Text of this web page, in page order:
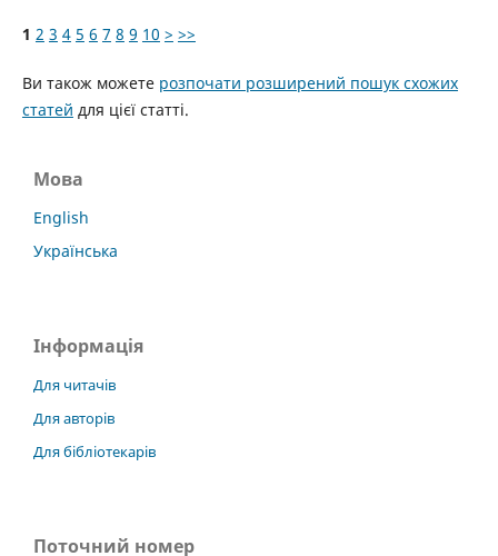
1 2 3 4 5 6 7 8 9 10 > >>
Ви також можете розпочати розширений пошук схожих
статей для цієї статті.
Мова
English
Українська
Інформація
Для читачів
Для авторів
Для бібліотекарів
Поточний номер